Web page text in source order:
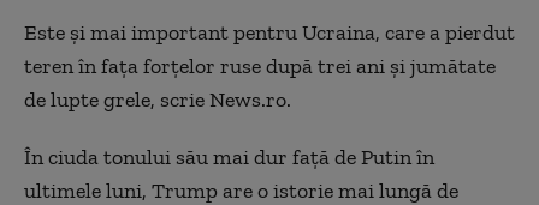
Este şi mai important pentru Ucraina, care a pierdut
teren în faţa forţelor ruse după trei ani şi jumătate
de lupte grele, scrie News.ro.
În ciuda tonului său mai dur faţă de Putin în
ultimele luni, Trump are o istorie mai lungă de